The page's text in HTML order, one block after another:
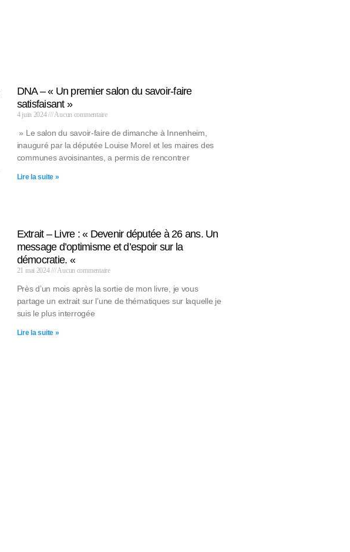
DNA – « Un premier salon du savoir-faire
satisfaisant »
4 juin 2024 Aucun commentaire
» Le salon du savoir-faire de dimanche à Innenheim,
inauguré par la députée Louise Morel et les maires des
communes avoisinantes, a permis de rencontrer
Lire la suite »
Extrait – Livre : « Devenir députée à 26 ans. Un
message d’optimisme et d’espoir sur la
démocratie. «
21 mai 2024 Aucun commentaire
Près d’un mois après la sortie de mon livre, je vous
partage un extrait sur l’une de thématiques sur laquelle je
suis le plus interrogée
Lire la suite »